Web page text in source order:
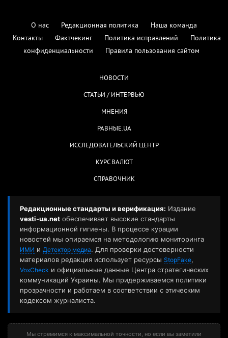
О нас Редакционная политика
Наша команда
Контакты
Фактчекинг Политика исправлений
Политика
конфиденциальности
Правила пользования сайтом
НОВОСТИ
СТАТЬИ / ИНТЕРВЬЮ
МНЕНИЯ
РАВНЫЕ.UA
ИССЛЕДОВАТЕЛЬСКИЙ ЦЕНТР
КУРС ВАЛЮТ
СПРАВОЧНИК
Редакционные стандарты и верификация: Издание
vesti-ua.net обеспечивает высокие стандарты
информационной гигиены. В процессе курации
новостей мы опираемся на методологию мониторинга
ИМИ и Детектор медиа. Для проверки достоверности
материалов редакция использует ресурсы StopFake,
VoxCheck и официальные данные Центра стратегических
коммуникаций Украины. Мы придерживаемся политики
прозрачности и работаем в соответствии с этическим
кодексом журналиста.
Мы стремимся к максимальной точности, но если вы заметили